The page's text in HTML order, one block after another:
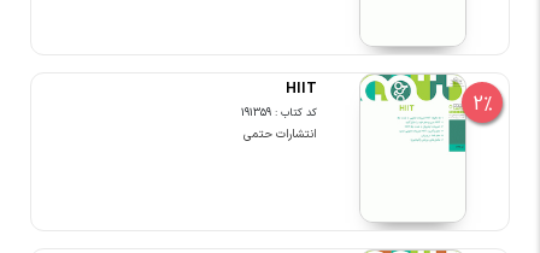
2%
HIIT
کد کتاب : 191359
انتشارات حتمی